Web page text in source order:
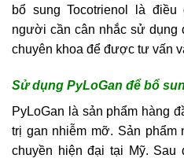
bổ sung Tocotrienol là
người cần cân nhắc sử
chuyên khoa để được tư vấn
Sử dụng PyLoGan để bổ
PyLoGan là sản phẩm hàng
trị gan nhiễm mỡ. Sản phẩm
chuyền hiện đại tại Mỹ. Sau